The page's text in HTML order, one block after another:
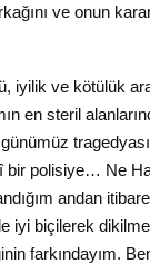
ve onun
iyilik ve kötülük
en steril
bir polisiye… Ne
andan
iyi biçilerek
farkındayım.